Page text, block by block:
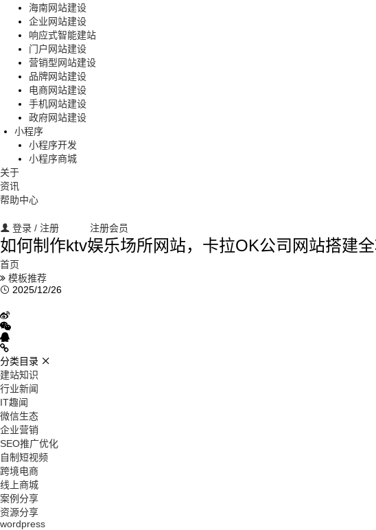
海南网站建设
企业网站建设
响应式智能建站
门户网站建设
营销型网站建设
品牌网站建设
电商网站建设
手机网站建设
政府网站建设
小程序
小程序开发
小程序商城
关于
资讯
帮助中心
登录 / 注册 注册会员
如何制作ktv娱乐场所网站，卡拉OK公司网站搭建
首页
模板推荐
2025/12/26
分类目录
建站知识
行业新闻
IT趣闻
微信生态
企业营销
SEO推广优化
自制短视频
跨境电商
线上商城
案例分享
资源分享
wordpress